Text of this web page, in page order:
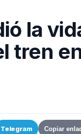
la
tren
Telegram Copiar